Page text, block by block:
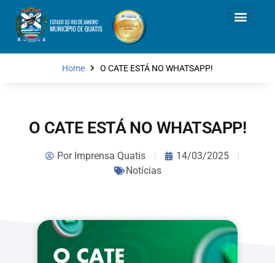
Home O CATE ESTÁ NO WHATSAPP!
O CATE ESTÁ NO WHATSAPP!
PorImprensa Quatis
14/03/2025
Notícias